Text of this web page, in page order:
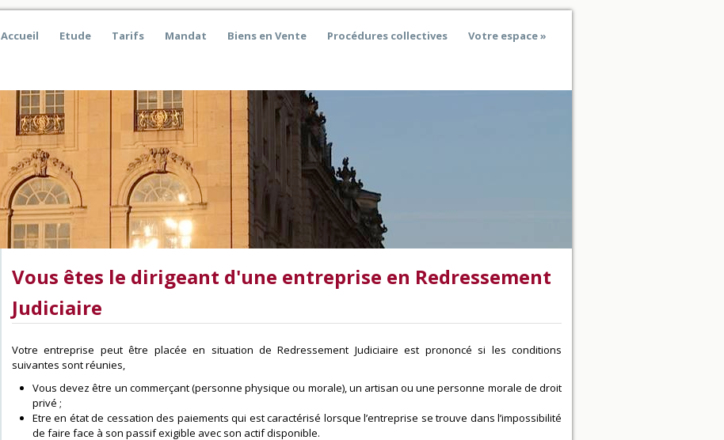
Accueil Etude Tarifs Mandat Biens en Vente Procédures collectives Votre espace
Vous êtes le dirigeant d'une entreprise en Redressement
Judiciaire
Votre entreprise peut être placée en situation de Redressement Judiciaire est prononcé si les conditions
suivantes sont réunies,
Vous devez être un commerçant (personne physique ou morale), un artisan ou une personne morale de droit
privé ;
Etre en état de cessation des paiements qui est caractérisé lorsque l’entreprise se trouve dans l’impossibilité
de faire face à son passif exigible avec son actif disponible.